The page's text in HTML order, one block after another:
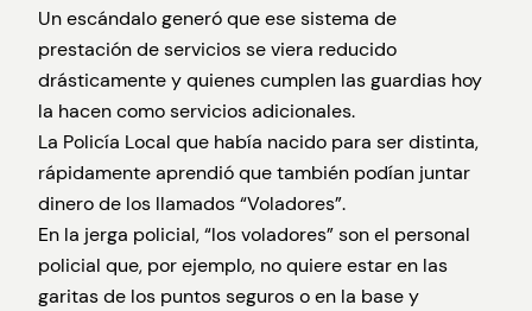
Un escándalo generó que ese sistema de
prestación de servicios se viera reducido
drásticamente y quienes cumplen las guardias hoy
la hacen como servicios adicionales.
La Policía Local que había nacido para ser distinta,
rápidamente aprendió que también podían juntar
dinero de los llamados “Voladores”.
En la jerga policial, “los voladores” son el personal
policial que, por ejemplo, no quiere estar en las
garitas de los puntos seguros o en la base y